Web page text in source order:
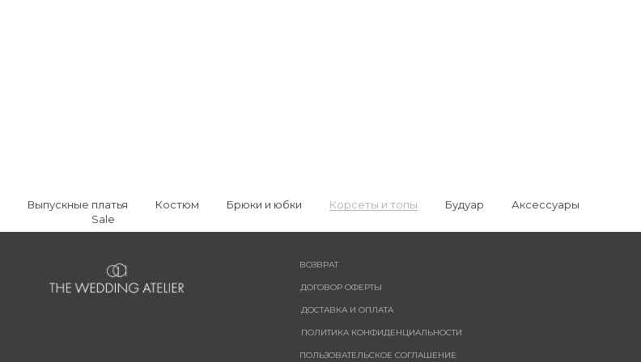
Выпускные платья Костюм Брюки и юбки Корсеты и топы Будуар
Аксессуары
Sale
ВОЗВРАТ
ДОГОВОР ОФЕРТЫ
ДОСТАВКА И ОПЛАТА
ПОЛИТИКА КОНФИДЕНЦИАЛЬНОСТИ
ПОЛЬЗОВАТЕЛЬСКОЕ СОГЛАШЕНИЕ